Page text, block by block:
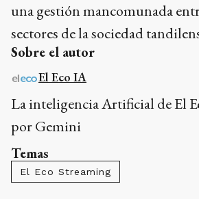
una gestión mancomunada
sectores de la sociedad
Sobre el autor
El Eco IA
La inteligencia Artificial de El
por Gemini
Temas
El Eco Streaming